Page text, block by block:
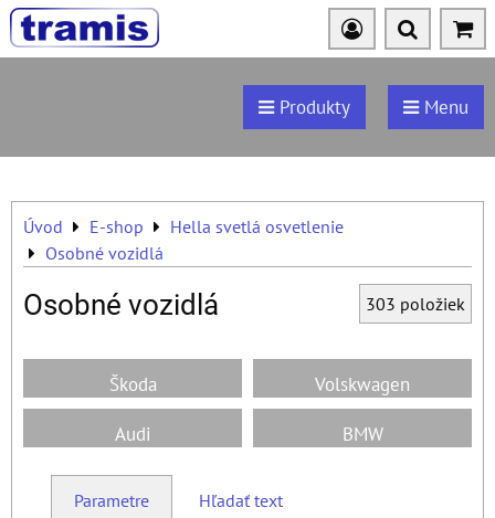
Produkty Menu
Úvod E-shop
Hella svetlá osvetlenie
Osobné vozidlá
Osobné vozidlá 303 položiek
Škoda Volskwagen
Audi BMW
Parametre Hľadať text